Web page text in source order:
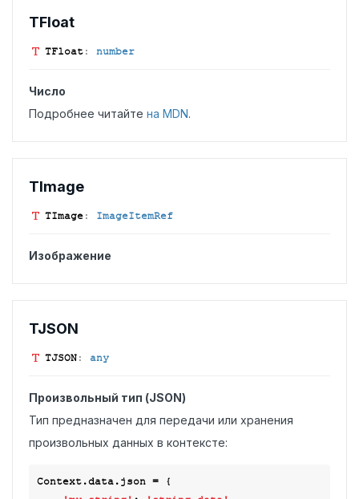
TFloat
TFloat: number
Число
Подробнее читайте на MDN.
TImage
TImage: ImageItemRef
Изображение
TJSON
TJSON: any
Произвольный тип (JSON)
Тип предназначен для передачи или хранения
произвольных данных в контексте:
Context.data.json = {